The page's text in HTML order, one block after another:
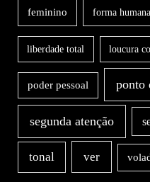
feminino forma humana
liberdade total loucura
poder pessoal ponto
segunda atenção
tonal ver